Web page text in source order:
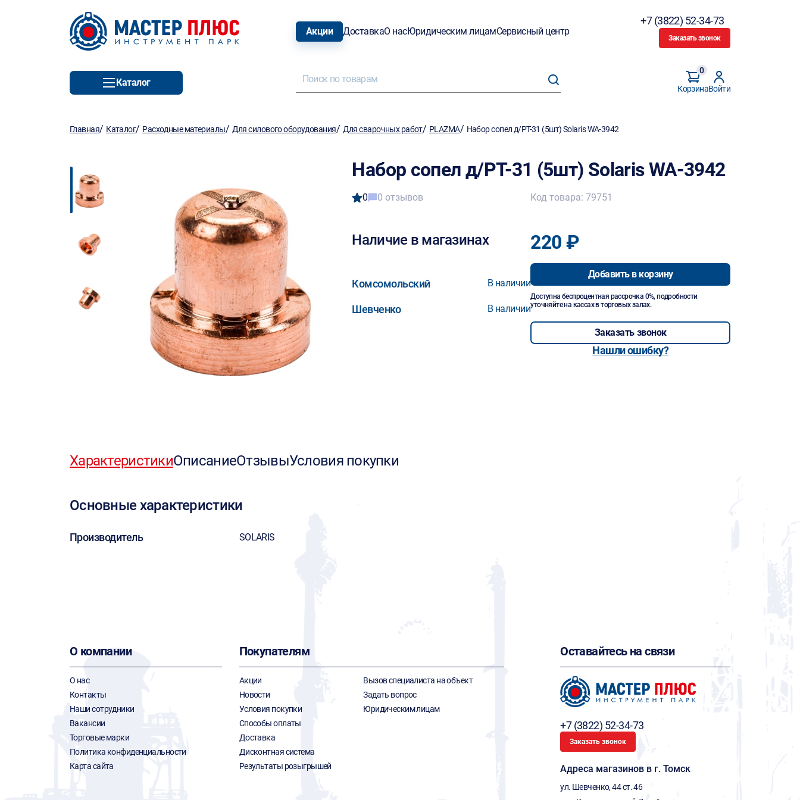
Акции ДоставкаО насЮридическим лицамСервисный центр
+7 (3822) 52-34-73
Заказать звонок
Каталог
Корзина
0
Войти
Главная/ Каталог/ Расходные материалы/ Для силового оборудования/ Для сварочных работ/ PLAZMA/ Набор сопел д/PT-31 (5шт) Solaris WA-3942
Набор сопел д/PT-31 (5шт) Solaris WA-3942
0 0 отзывов
Наличие в магазинах
Комсомольский В наличии
Шевченко В наличии
Код товара: 79751
220 ₽
Добавить в корзину
Доступна беспроцентная рассрочка 0%, подробности
уточняйте на кассах в торговых залах.
Заказать звонок
Нашли ошибку?
ХарактеристикиОписаниеОтзывыУсловия покупки
Основные характеристики
Производитель SOLARIS
О компании
О нас
Контакты
Наши сотрудники
Вакансии
Торговые марки
Политика конфиденциальности
Карта сайта
Покупателям
Акции
Новости
Условия покупки
Способы оплаты
Доставка
Дисконтная система
Результаты розыгрышей
Вызов специалиста на объект
Задать вопрос
Юридическим лицам
Оставайтесь на связи
+7 (3822) 52-34-73
Заказать звонок
Адреса магазинов в г. Томск
ул. Шевченко, 44 ст. 46